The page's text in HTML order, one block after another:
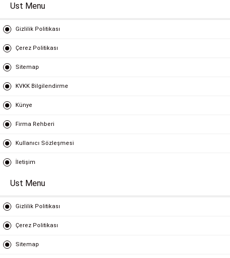
Ust Menu
Gizlilik Politikası
Çerez Politikası
Sitemap
KVKK Bilgilendirme
Künye
Firma Rehberi
Kullanıcı Sözleşmesi
İletişim
Ust Menu
Gizlilik Politikası
Çerez Politikası
Sitemap